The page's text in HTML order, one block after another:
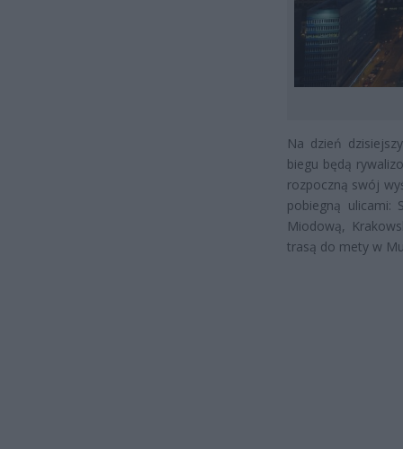
Na dzień
biegu będą
rozpoczną swój
pobiegną ulicami:
Miodową,
trasą do mety w